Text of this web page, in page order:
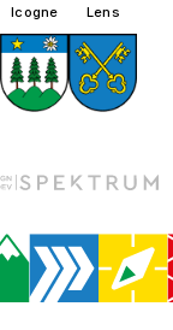
Icogne Lens